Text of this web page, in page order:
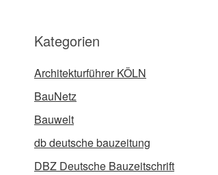
Kategorien
Architekturführer KÖLN
BauNetz
Bauwelt
db deutsche bauzeitung
DBZ Deutsche Bauzeitschrift